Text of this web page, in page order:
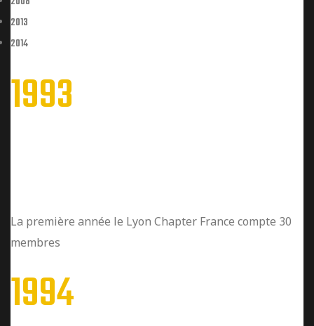
2013
2014
1993
La première année le Lyon Chapter France compte 30
membres
1994